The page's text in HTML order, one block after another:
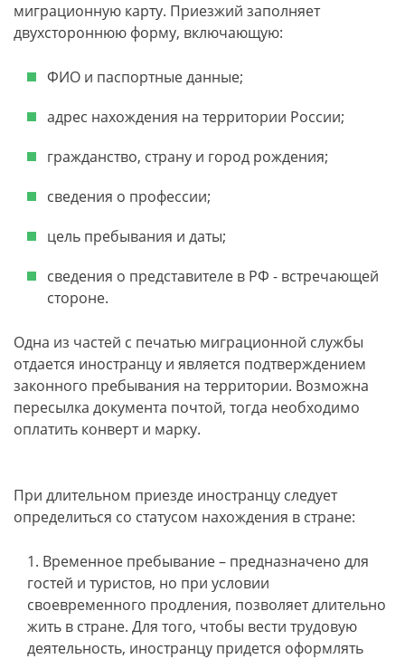
миграционную карту. Приезжий заполняет
двухстороннюю форму, включающую:
ФИО и паспортные данные;
адрес нахождения на территории России;
гражданство, страну и город рождения;
сведения о профессии;
цель пребывания и даты;
сведения о представителе в РФ - встречающей
стороне.
Одна из частей с печатью миграционной службы
отдается иностранцу и является подтверждением
законного пребывания на территории. Возможна
пересылка документа почтой, тогда необходимо
оплатить конверт и марку.
При длительном приезде иностранцу следует
определиться со статусом нахождения в стране:
Временное пребывание – предназначено для
гостей и туристов, но при условии
своевременного продления, позволяет длительно
жить в стране. Для того, чтобы вести трудовую
деятельность, иностранцу придется оформлять